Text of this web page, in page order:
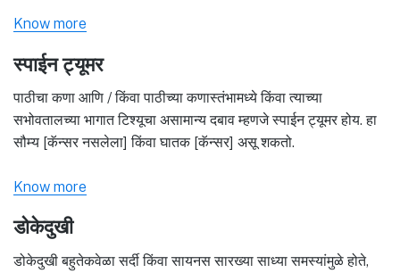
Know more
स्पाईन ट्यूमर
पाठीचा कणा आणि / किंवा पाठीच्या कणास्तंभामध्ये किंवा त्याच्या
सभोवतालच्या भागात टिश्यूचा असामान्य दबाव म्हणजे स्पाईन ट्यूमर होय. हा
सौम्य [कॅन्सर नसलेला] किंवा घातक [कॅन्सर] असू शकतो.
Know more
डोकेदुखी
डोकेदुखी बहुतेकवेळा सर्दी किंवा सायनस सारख्या साध्या समस्यांमुळे होते,